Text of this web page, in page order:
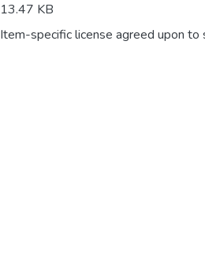
13.47 KB
Item-specific license agreed upon to